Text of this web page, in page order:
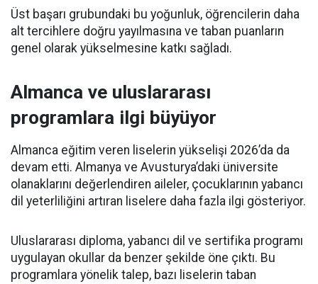
Üst başarı grubundaki bu yoğunluk, öğrencilerin daha
alt tercihlere doğru yayılmasına ve taban puanların
genel olarak yükselmesine katkı sağladı.
Almanca ve uluslararası
programlara ilgi büyüyor
Almanca eğitim veren liselerin yükselişi 2026’da da
devam etti. Almanya ve Avusturya’daki üniversite
olanaklarını değerlendiren aileler, çocuklarının yabancı
dil yeterliliğini artıran liselere daha fazla ilgi gösteriyor.
Uluslararası diploma, yabancı dil ve sertifika programı
uygulayan okullar da benzer şekilde öne çıktı. Bu
programlara yönelik talep, bazı liselerin taban